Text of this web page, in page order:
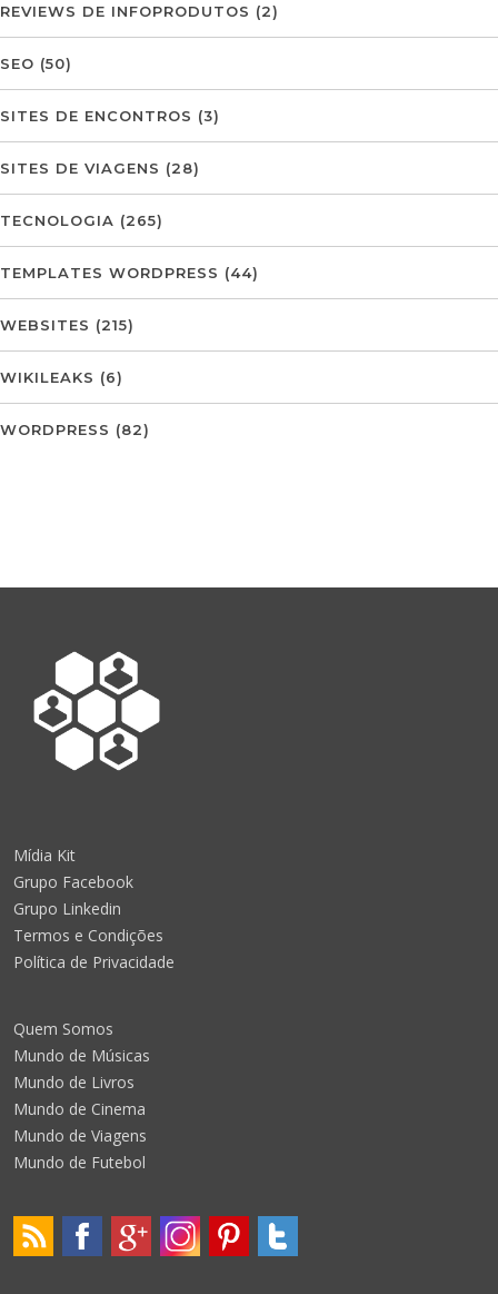
REVIEWS DE INFOPRODUTOS (2)
SEO (50)
SITES DE ENCONTROS (3)
SITES DE VIAGENS (28)
TECNOLOGIA (265)
TEMPLATES WORDPRESS (44)
WEBSITES (215)
WIKILEAKS (6)
WORDPRESS (82)
Mídia Kit
Grupo Facebook
Grupo Linkedin
Termos e Condições
Política de Privacidade
Quem Somos
Mundo de Músicas
Mundo de Livros
Mundo de Cinema
Mundo de Viagens
Mundo de Futebol